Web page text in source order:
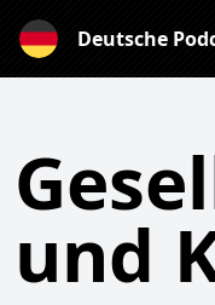
Deutsche
und